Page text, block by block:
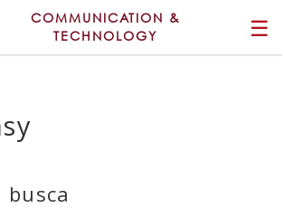
COMMUNICATION &
TECHNOLOGY
☰
busca